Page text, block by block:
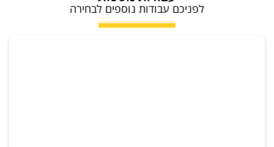
לפניכם עבודות נוספים לבחירה